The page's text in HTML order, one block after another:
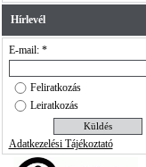
Hírlevél
E-mail: *
Feliratkozás
Leiratkozás
Adatkezelési Tájékoztató